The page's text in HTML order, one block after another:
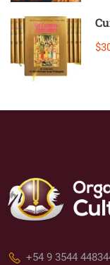
+54 9 3544